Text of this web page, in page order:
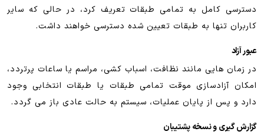
دسترسی کامل به تمامی طبقات تعریف کرد، در حالی که سایر
کاربران تنها به طبقات تعیین شده دسترسی خواهند داشت.
عبور آزاد
در زمان هایی مانند نظافت، اسباب کشی، مراسم یا ساعات پرتردد،
امکان آزادسازی موقت تمامی طبقات یا طبقات انتخابی وجود
دارد و پس از پایان عملیات، سیستم به حالت عادی باز می گردد.
گزارش گیری و نسخه پشتیبان